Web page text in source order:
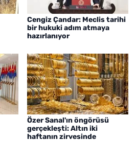
Cengiz Çandar: Meclis tarihi
bir hukuki adım atmaya
hazırlanıyor
Özer Sanal'ın öngörüsü
gerçekleşti: Altın iki
haftanın zirvesinde